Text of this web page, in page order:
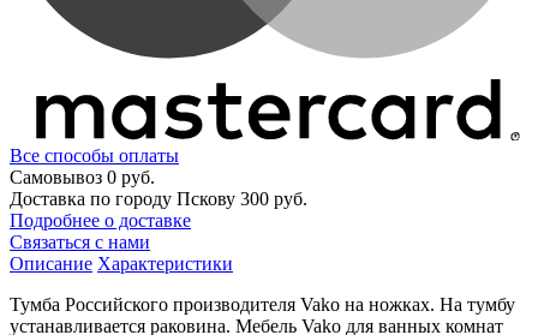
Все способы оплаты
Самовывоз 0 руб.
Доставка по городу Пскову 300 руб.
Подробнее о доставке
Связаться с нами
Описание Характеристики
Тумба Российского производителя Vako на ножках. На тумбу
устанавливается раковина. Мебель Vako для ванных комнат